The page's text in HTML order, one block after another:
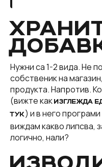
Нужни са 1-2 вида. Не
собственик на
продукта. Напротив.
(вижте как ИЗГЛЕЖДА
ТУК) и в него
виждам какво липсва,
логично, нали?